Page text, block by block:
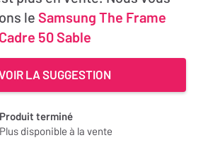
le Samsung The Frame
Cadre 50 Sable
LA SUGGESTION
Produit terminé
Plus disponible à la vente